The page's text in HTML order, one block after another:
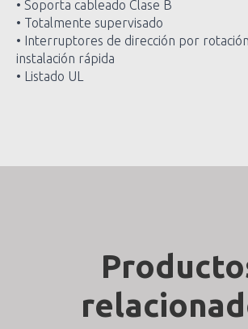
• Soporta cableado Clase B
• Totalmente supervisado
• Interruptores de dirección por
instalación rápida
• Listado UL